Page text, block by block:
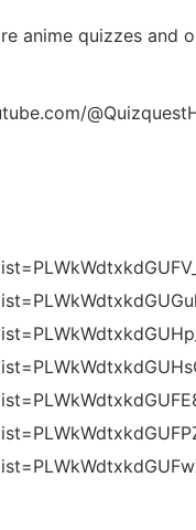
anime quizzes and